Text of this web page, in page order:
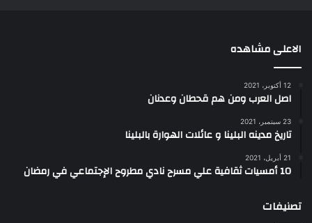
الاعلى مشاهده
12 أكتوبر، 2021
اصل العرب ومن هم قحطان وعدنان
23 سبتمبر، 2021
تاريخ مدينه البلينا و عائلات الهوارة بالبلينا
21 أبريل، 2021
10 أمسيات ثقافية علي مسرح نادي مطروح الإجتماعي في رمضان
تصنيفات